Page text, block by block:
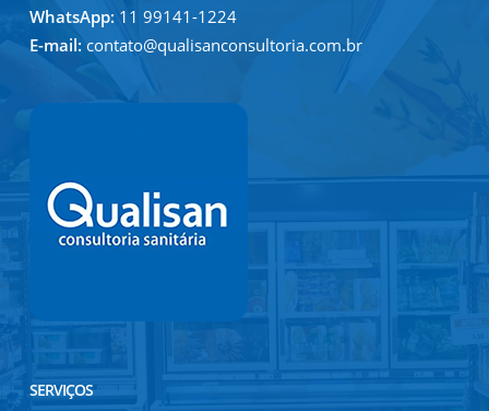
WhatsApp:11 99141-1224
E-mail: contato@qualisanconsultoria.com.br
SERVIÇOS